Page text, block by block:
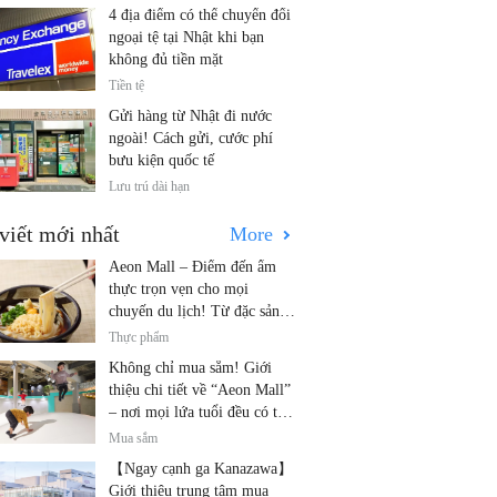
4 địa điểm có thể chuyển đổi
ngoại tệ tại Nhật khi bạn
không đủ tiền mặt
Tiền tệ
Gửi hàng từ Nhật đi nước
ngoài! Cách gửi, cước phí
bưu kiện quốc tế
Lưu trú dài hạn
mới nhất More
Aeon Mall – Điểm đến ẩm
thực trọn vẹn cho mọi
chuyến du lịch! Từ đặc sản
địa phương đến nhà hàng nổi
Thực phẩm
Không chỉ mua sắm! Giới
thiệu chi tiết về “Aeon Mall”
– nơi mọi lứa tuổi đều có thể
vui chơi! Các hoạt động mới
cho gia đình.
Mua sắm
【Ngay cạnh ga Kanazawa】
Giới thiệu trung tâm mua